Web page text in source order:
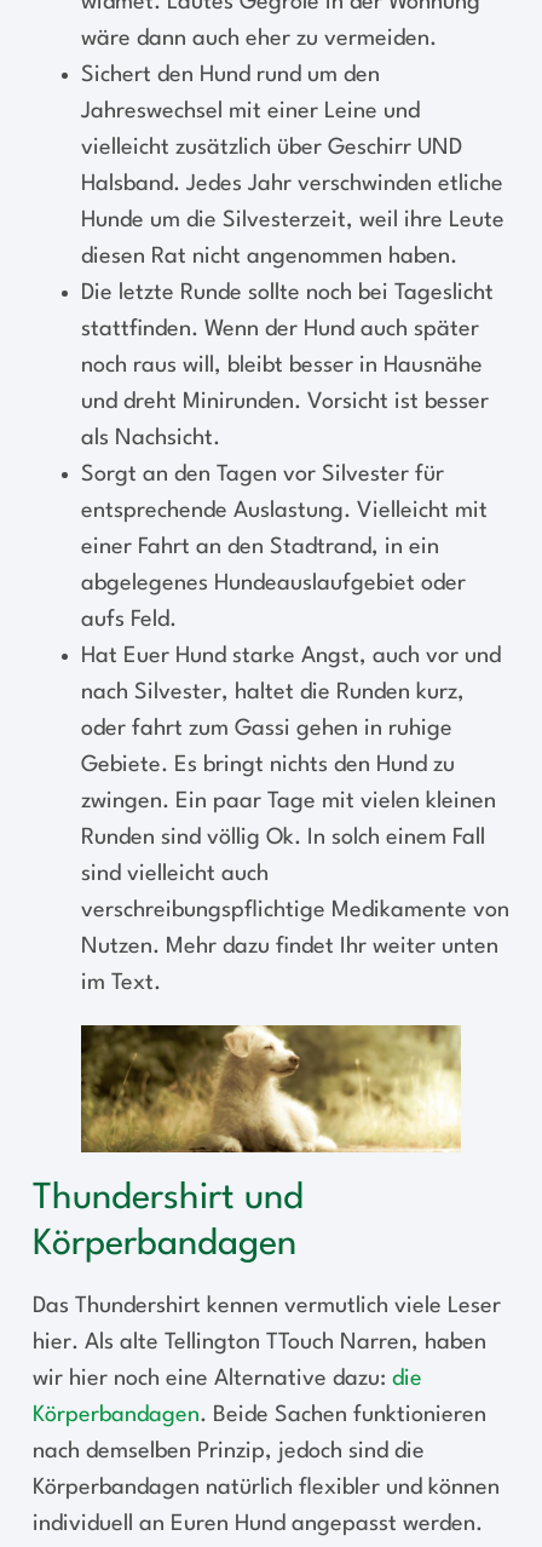
wäre dann auch eher zu vermeiden.
Sichert den Hund rund um den
Jahreswechsel mit einer Leine und
vielleicht zusätzlich über Geschirr UND
Halsband. Jedes Jahr verschwinden etliche
Hunde um die Silvesterzeit, weil ihre Leute
diesen Rat nicht angenommen haben.
Die letzte Runde sollte noch bei Tageslicht
stattfinden. Wenn der Hund auch später
noch raus will, bleibt besser in Hausnähe
und dreht Minirunden. Vorsicht ist besser
als Nachsicht.
Sorgt an den Tagen vor Silvester für
entsprechende Auslastung. Vielleicht mit
einer Fahrt an den Stadtrand, in ein
abgelegenes Hundeauslaufgebiet oder
aufs Feld.
Hat Euer Hund starke Angst, auch vor und
nach Silvester, haltet die Runden kurz,
oder fahrt zum Gassi gehen in ruhige
Gebiete. Es bringt nichts den Hund zu
zwingen. Ein paar Tage mit vielen kleinen
Runden sind völlig Ok. In solch einem Fall
sind vielleicht auch
verschreibungspflichtige Medikamente von
Nutzen. Mehr dazu findet Ihr weiter unten
im Text.
Thundershirt und
Körperbandagen
Das Thundershirt kennen vermutlich viele Leser
hier. Als alte Tellington TTouch Narren, haben
wir hier noch eine Alternative dazu: die
Körperbandagen. Beide Sachen funktionieren
nach demselben Prinzip, jedoch sind die
Körperbandagen natürlich flexibler und können
individuell an Euren Hund angepasst werden.